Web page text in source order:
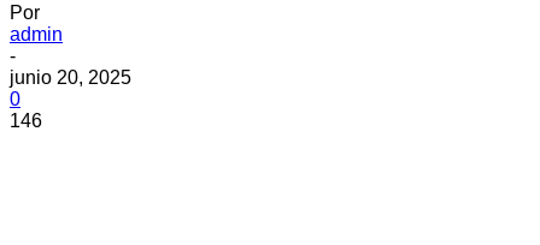
Por
admin
-
junio 20, 2025
0
146